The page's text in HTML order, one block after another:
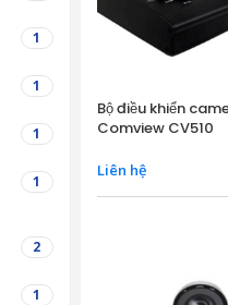
1
1
1
1
2
1
Bộ điều khiển
Comview CV510
Liên hệ